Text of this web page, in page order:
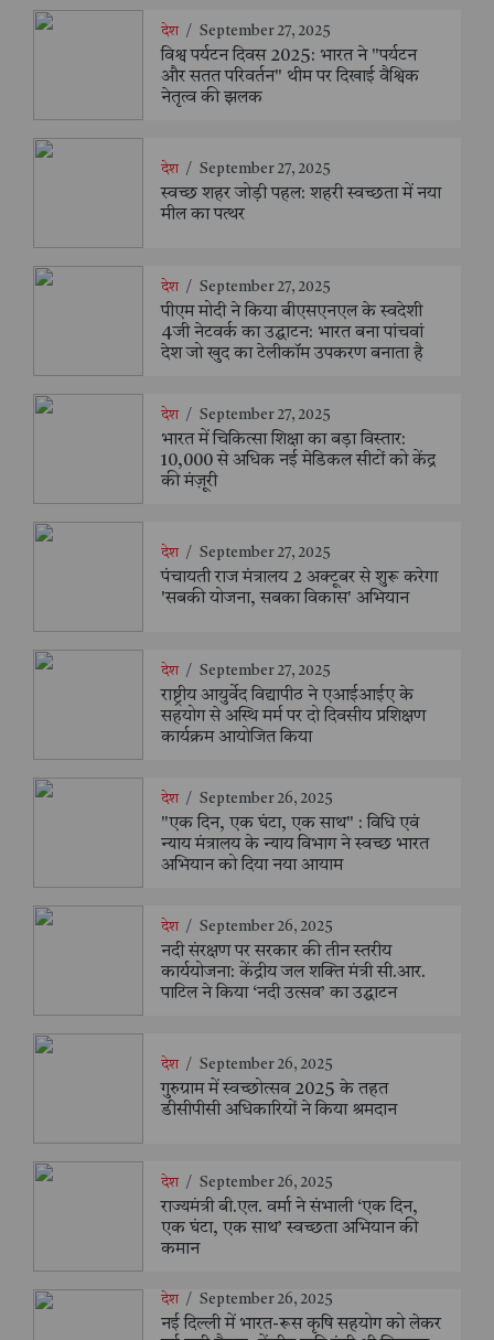
देश / September 27, 2025
विश्व पर्यटन दिवस 2025: भारत ने "पर्यटन
और सतत परिवर्तन" थीम पर दिखाई वैश्विक
नेतृत्व की झलक
देश / September 27, 2025
स्वच्छ शहर जोड़ी पहल: शहरी स्वच्छता में नया
मील का पत्थर
देश / September 27, 2025
पीएम मोदी ने किया बीएसएनएल के स्वदेशी
4जी नेटवर्क का उद्घाटन: भारत बना पांचवां
देश जो खुद का टेलीकॉम उपकरण बनाता है
देश / September 27, 2025
भारत में चिकित्सा शिक्षा का बड़ा विस्तार:
10,000 से अधिक नई मेडिकल सीटों को केंद्र
की मंज़ूरी
देश / September 27, 2025
पंचायती राज मंत्रालय 2 अक्टूबर से शुरू करेगा
'सबकी योजना, सबका विकास' अभियान
देश / September 27, 2025
राष्ट्रीय आयुर्वेद विद्यापीठ ने एआईआईए के
सहयोग से अस्थि मर्म पर दो दिवसीय प्रशिक्षण
कार्यक्रम आयोजित किया
देश / September 26, 2025
"एक दिन, एक घंटा, एक साथ" : विधि एवं
न्याय मंत्रालय के न्याय विभाग ने स्वच्छ भारत
अभियान को दिया नया आयाम
देश / September 26, 2025
नदी संरक्षण पर सरकार की तीन स्तरीय
कार्ययोजना: केंद्रीय जल शक्ति मंत्री सी.आर.
पाटिल ने किया ‘नदी उत्सव’ का उद्घाटन
देश / September 26, 2025
गुरुग्राम में स्वच्छोत्सव 2025 के तहत
डीसीपीसी अधिकारियों ने किया श्रमदान
देश / September 26, 2025
राज्यमंत्री बी.एल. वर्मा ने संभाली ‘एक दिन,
एक घंटा, एक साथ’ स्वच्छता अभियान की
कमान
देश / September 26, 2025
नई दिल्ली में भारत-रूस कृषि सहयोग को लेकर